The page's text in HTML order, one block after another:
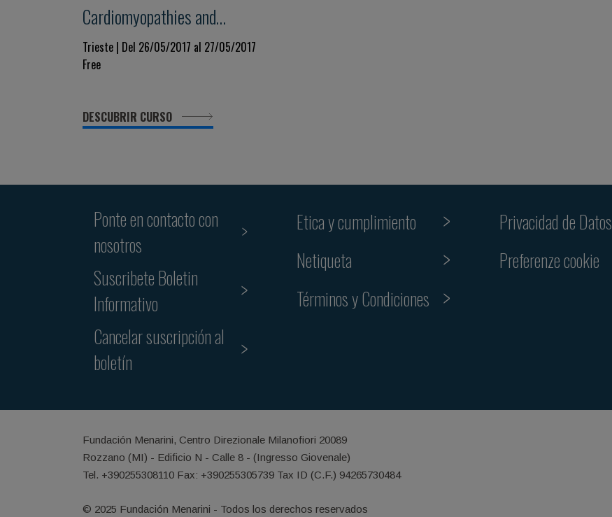
Cardiomyopathies and
Pericardial Diseases
Trieste | Del 26/05/2017 al 27/05/2017
Free
DESCUBRIR CURSO
Ponte en contacto con
nosotros
Suscribete Boletin
Informativo
Cancelar suscripción al
boletín
Etica y cumplimiento
Netiqueta
Términos y Condiciones
Privacidad de Datos
Preferenze cookie
Fundación Menarini, Centro Direzionale Milanofiori 20089
Rozzano (MI) - Edificio N - Calle 8 - (Ingresso Giovenale)
Tel. +390255308110 Fax: +390255305739 Tax ID (C.F.) 94265730484
© 2025 Fundación Menarini - Todos los derechos reservados